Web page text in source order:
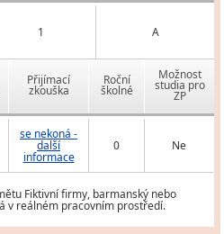
1 A
Přijímací
zkouška
Roční
školné
Možnost
studia pro
ZP
se nekoná -
další
informace
0 Ne
Fiktivní firmy, barmanský nebo
v reálném pracovním prostředí.